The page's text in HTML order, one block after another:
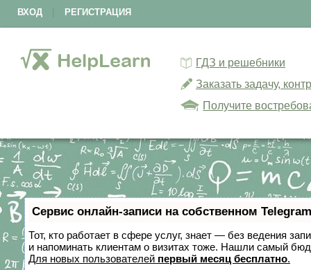
ВХОД РЕГИСТРАЦИЯ
ГДЗ и решебники
Заказать задачу,
Получите
Сервис онлайн-записи на собственном
Тот, кто работает в сфере услуг, знает — без ведения
и напоминать клиентам о визитах тоже. Нашли самый
Для новых пользователей первый месяц бесплатно.